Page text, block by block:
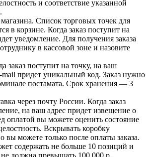
и соответствие указанной
Список торговых точек для
в корзине. Когда заказ поступит на
уведомление. Для получения заказа
в кассовой зоне и назовите
заказ поступит на точку, на ваш
придет уникальный код. Заказ нужно
постамата. Срок хранения — 3
через почту России. Когда заказ
на ваш адрес придет извещение о
оплатой вы можете оценить состояние
Вскрывать коробку
вы можете только после оплаты заказа.
содержать не больше 10 позиций и
не должна превышать 100 000 р.